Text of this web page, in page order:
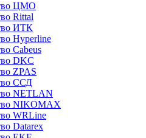
ЦМО
Rittal
ИТК
Hyperline
Cabeus
DKC
ZPAS
ССД
NETLAN
NIKOMAX
WRLine
Datarex